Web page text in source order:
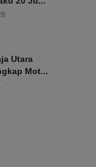
Utara
Mot...